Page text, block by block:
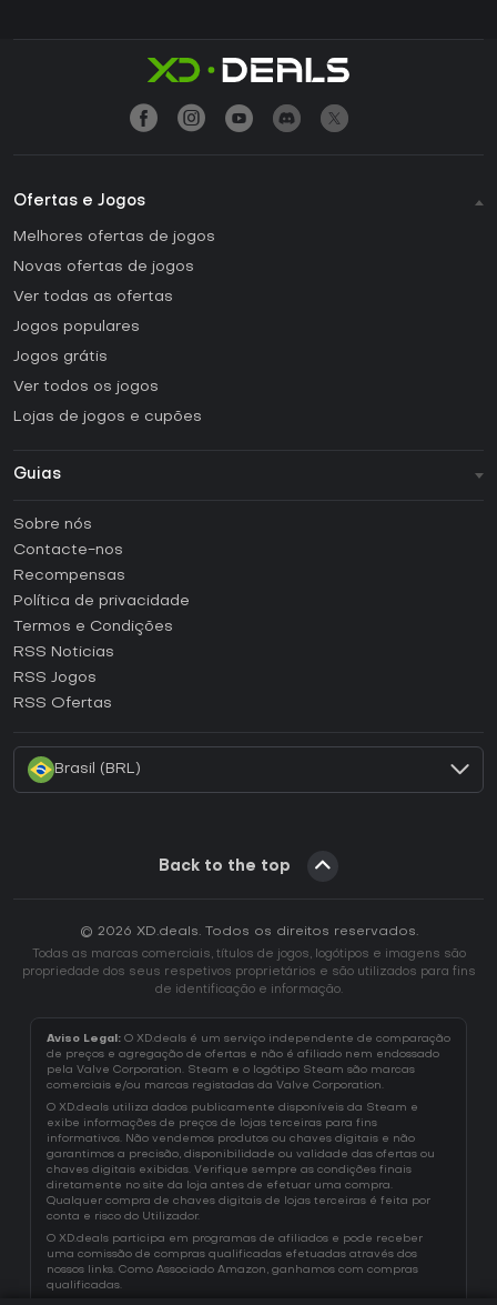
Ofertas e Jogos
Melhores ofertas de jogos
Novas ofertas de jogos
Ver todas as ofertas
Jogos populares
Jogos grátis
Ver todos os jogos
Lojas de jogos e cupões
Guias
Como ativar uma CD Key Steam?
Como ativar uma CD Key Epic Games?
Como ativar uma CD Key GOG?
Como ativar uma CD Key Ubisoft Connect?
Sobre nós
Contacte-nos
Recompensas
Política de privacidade
Termos e Condições
RSS Noticias
RSS Jogos
RSS Ofertas
Brasil (BRL)
Back to the top
© 2026 XD.deals. Todos os direitos reservados.
Todas as marcas comerciais, títulos de jogos, logótipos e imagens são
propriedade dos seus respetivos proprietários e são utilizados para fins
de identificação e informação.
Aviso Legal: O XD.deals é um serviço independente de comparação
de preços e agregação de ofertas e não é afiliado nem endossado
pela Valve Corporation. Steam e o logótipo Steam são marcas
comerciais e/ou marcas registadas da Valve Corporation.
O XD.deals utiliza dados publicamente disponíveis da Steam e
exibe informações de preços de lojas terceiras para fins
informativos. Não vendemos produtos ou chaves digitais e não
garantimos a precisão, disponibilidade ou validade das ofertas ou
chaves digitais exibidas. Verifique sempre as condições finais
diretamente no site da loja antes de efetuar uma compra.
Qualquer compra de chaves digitais de lojas terceiras é feita por
conta e risco do Utilizador.
O XD.deals participa em programas de afiliados e pode receber
uma comissão de compras qualificadas efetuadas através dos
nossos links. Como Associado Amazon, ganhamos com compras
qualificadas.